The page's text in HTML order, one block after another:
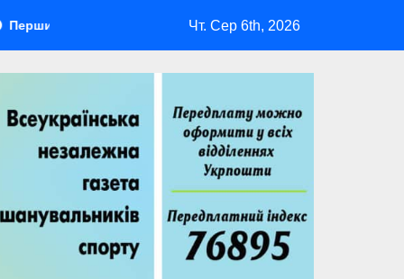
лідер Повернення Мудрика Втрачені ілюзії
Чт. Сер 6th, 2026